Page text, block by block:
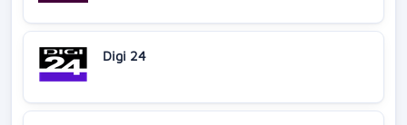
Digi 24